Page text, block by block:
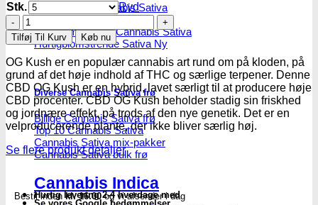
Feminiseret Cannabis Sativa
Cannabis Sativa Hybrider
Autoblomstrende Cannabis Sativa
Hurtigblomstrende Sativa
Diverse Cannabis Sativa frø
Billige Cannabis Sativa frø
Top 10 Cannabis Sativa
Cannabis Sativa mix-pakker
Cannabis Sativa bulk frø
Cannabis Indica
Stk.
Ryd
CBD
OG
Kush
Fem.
medicinske
cannabis
frø
-
CBD
Crew
antal
Tilføj Til Kurv Køb nu
OG Kush er en populær cannabis art rund om på kloden, på
grund af det høje indhold af THC og særlige terpener. Denne
CBD OG Kush er en hybrid, lavet særligt til at producere høje
CBD procenter. CBD OG Kush beholder stadig sin friskhed
og jordnære effekt, på trods af den nye genetik. Det er en
velproducerende plante, der ikke bliver særlig høj.
Se flere produkt detaljer
Bestil indenkl. 16.00og vi afsender i dag
Hurtig levering 2-4 hverdage med